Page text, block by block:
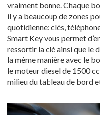
vraiment bonne. Chaque
il y a beaucoup de zones
quotidienne: clés,
Smart Key vous permet
ressortir la clé ainsi que le
la même manière avec le
le moteur diesel de 1500 cc
milieu du tableau de bord